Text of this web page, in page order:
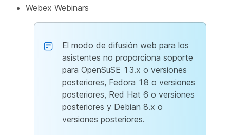
Webex Webinars
El modo de difusión web para los
asistentes no proporciona soporte
para OpenSuSE 13.x o versiones
posteriores, Fedora 18 o versiones
posteriores, Red Hat 6 o versiones
posteriores y Debian 8.x o
versiones posteriores.